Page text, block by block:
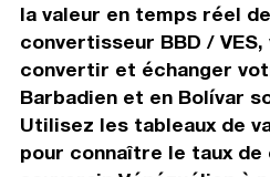
la valeur en temps réel
convertisseur BBD /
convertir et échanger
Barbadien et en Bolívar
Utilisez les tableaux de
pour connaître le taux de